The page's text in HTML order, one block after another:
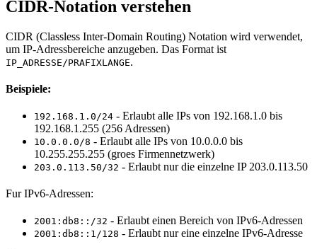
CIDR-Notation verstehen
CIDR (Classless Inter-Domain Routing) Notation wird verwendet,
um IP-Adressbereiche anzugeben. Das Format ist
IP_ADRESSE/PRAFIXLANGE.
Beispiele:
192.168.1.0/24 - Erlaubt alle IPs von 192.168.1.0 bis
192.168.1.255 (256 Adressen)
10.0.0.0/8 - Erlaubt alle IPs von 10.0.0.0 bis
10.255.255.255 (groes Firmennetzwerk)
203.0.113.50/32 - Erlaubt nur die einzelne IP 203.0.113.50
Fur IPv6-Adressen:
2001:db8::/32 - Erlaubt einen Bereich von IPv6-Adressen
2001:db8::1/128 - Erlaubt nur eine einzelne IPv6-Adresse